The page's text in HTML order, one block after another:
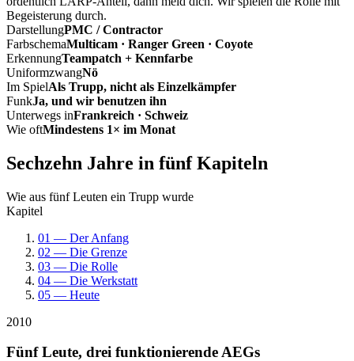
Begeisterung durch.
DarstellungPMC / Contractor
FarbschemaMulticam · Ranger Green · Coyote
ErkennungTeampatch + Kennfarbe
UniformzwangNö
Im SpielAls Trupp, nicht als Einzelkämpfer
FunkJa, und wir benutzen ihn
Unterwegs inFrankreich · Schweiz
Wie oftMindestens 1× im Monat
Sechzehn Jahre in fünf Kapiteln
Wie aus fünf Leuten ein Trupp wurde
Kapitel
01 — Der Anfang
02 — Die Grenze
03 — Die Rolle
04 — Die Werkstatt
05 — Heute
2010
Fünf Leute, drei funktionierende AEGs